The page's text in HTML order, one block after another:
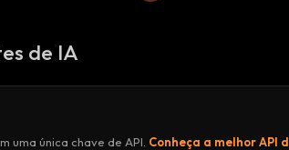
de IA
uma única chave de API. Conheça a melhor API